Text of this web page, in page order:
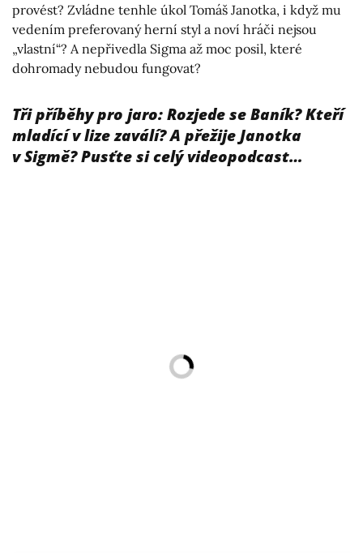
provést? Zvládne tenhle úkol Tomáš Janotka, i když mu
vedením preferovaný herní styl a noví hráči nejsou
„vlastní“? A nepřivedla Sigma až moc posil, které
dohromady nebudou fungovat?
Tři příběhy pro jaro: Rozjede se Baník? Kteří
mladící v lize zaválí? A přežije Janotka
v Sigmě? Pusťte si celý videopodcast…